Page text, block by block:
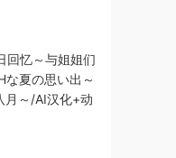
回忆～与姐姐们
夏の思い出～
月～/AI汉化+动